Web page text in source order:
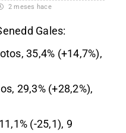
2 meses hace
Gales:
35,4% (+14,7%),
29,3% (+28,2%),
(-25,1), 9